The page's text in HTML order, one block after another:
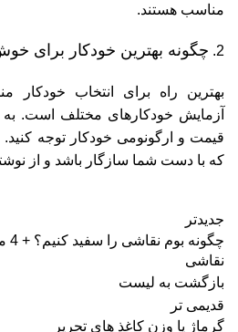
مناسب هستند.
چگونه بهترین خودکار برای
بهترین راه برای انتخاب
آزمایش خودکارهای مختلف است. به
قیمت و ارگونومی خودکار توجه کنید.
که با دست شما سازگار باشد و از
جدیدتر
نقاشی
بازگشت به لیست
قدیمی تر
گرماژ یا وزن کاغذ های تحریر